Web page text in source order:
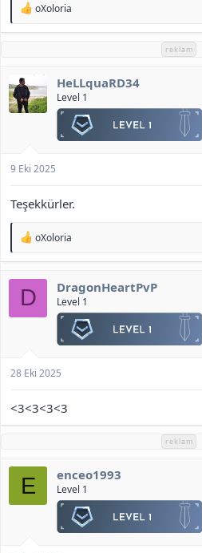
T
p
e
r
:
oXoloria
reklam
HeLLquaRD34
Level 1
9 Eki 2025
Teşekkürler.
T
p
l
oXoloria
D DragonHeartPvP
Level 1
28 Eki 2025
<3<3<3<3
reklam
E enceo1993
Level 1